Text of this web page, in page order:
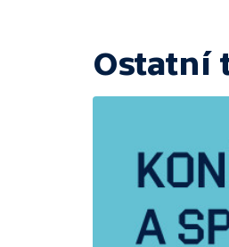
Ostatní